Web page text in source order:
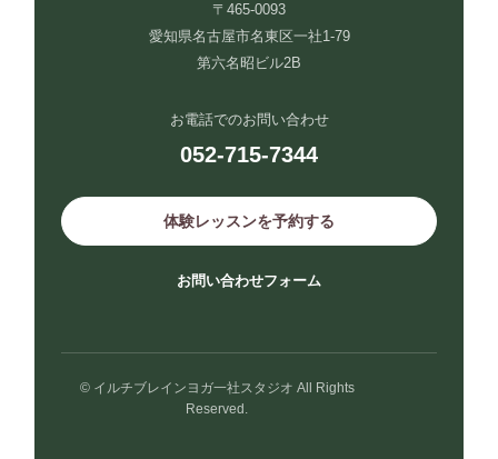
〒465-0093
愛知県名古屋市名東区一社1-79
第六名昭ビル2B
お電話でのお問い合わせ
052-715-7344
体験レッスンを予約する
お問い合わせフォーム
© イルチブレインヨガ一社スタジオ All Rights
Reserved.